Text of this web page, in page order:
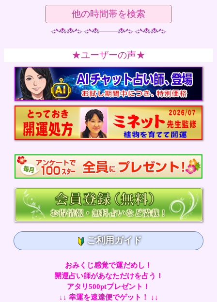
他の時間帯を検索
★ユーザーの声★
ご利用ガイド
おみくじ感覚で運だめし！
開運占い師があなただけを占う！
アタリ500ptプレゼント！
↓↓ 幸運を速達便でゲット！ ↓↓